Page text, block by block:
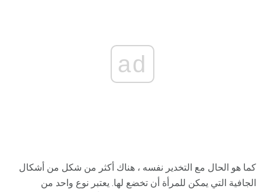
ad
كما هو الحال مع التخدير نفسه ، هناك أكثر من شكل من أشكال
الجافية التي يمكن للمرأة أن تخضع لها. يعتبر نوع واحد من